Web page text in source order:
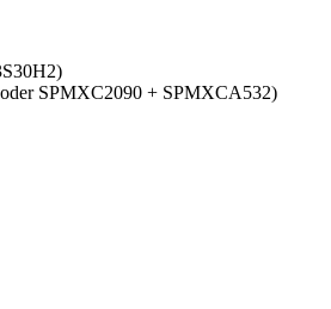
SPMXC2090 + SPMXCA532)